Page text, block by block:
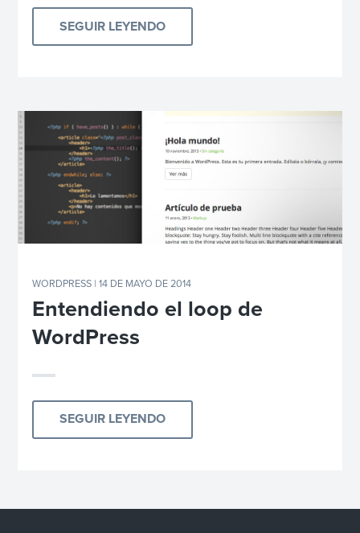
SEGUIR LEYENDO
WORDPRESS | 14 DE MAYO DE 2014
Entendiendo el loop de
WordPress
SEGUIR LEYENDO